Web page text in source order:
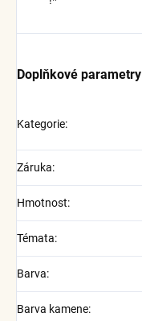
Doplňkové parametry
Kategorie:
Záruka:
Hmotnost:
Témata:
Barva:
Barva kamene: